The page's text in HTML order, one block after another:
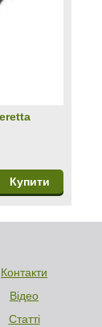
Купити
Контакти
Відео
Статті